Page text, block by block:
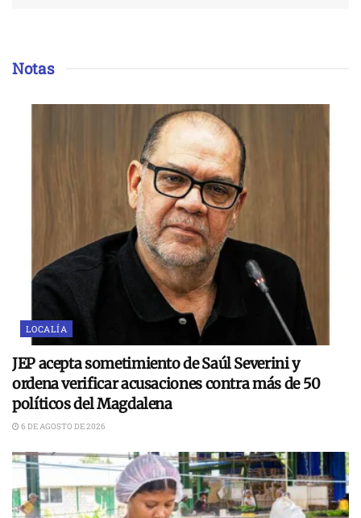
Notas
LOCALÍA
JEP acepta sometimiento de Saúl Severini y
ordena verificar acusaciones contra más de 50
políticos del Magdalena
6 DE AGOSTO DE 2026